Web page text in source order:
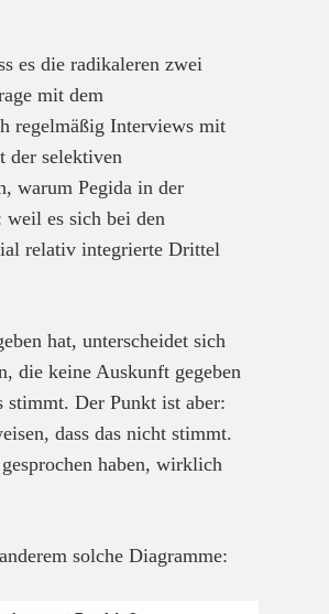
es die radikaleren zwei
mit dem
regelmäßig Interviews mit
der selektiven
warum Pegida in der
weil es sich bei den
relativ integrierte Drittel
hat, unterscheidet sich
die keine Auskunft gegeben
stimmt. Der Punkt ist aber:
dass das nicht stimmt.
haben, wirklich
solche Diagramme: